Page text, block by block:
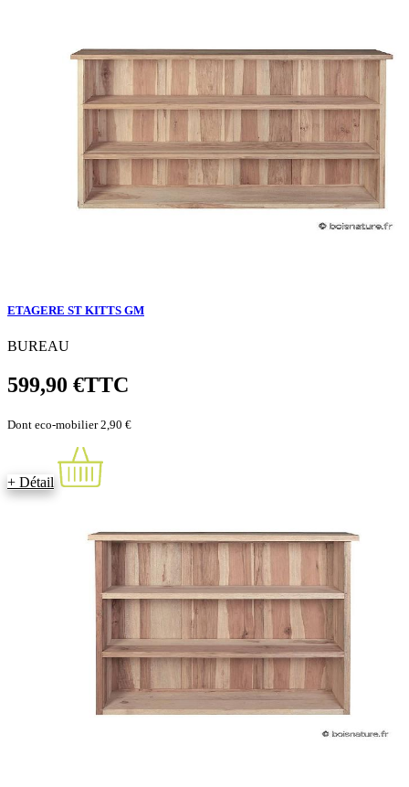
ETAGERE ST KITTS GM
BUREAU
599,90 €TTC
Dont eco-mobilier 2,90 €
+ Détail